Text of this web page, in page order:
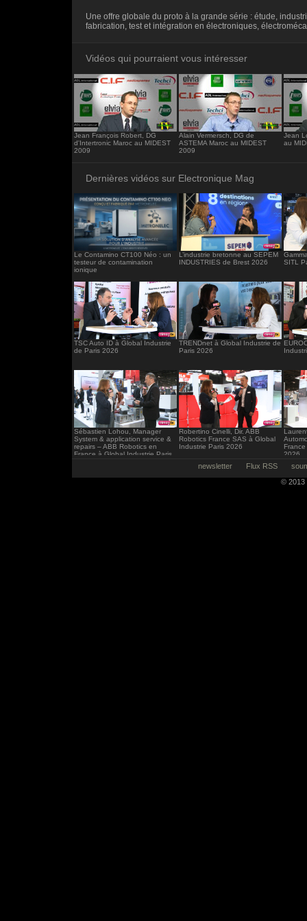
frameborder="0"></iframe>
Une offre globale du proto à la grande série : étude,
fabrication, test et intégration en électroniques,
Vidéos qui pourraient vous intéresser
Jean François Robert, DG
d'Intertronic Maroc au MIDEST
2009
Alain Vermersch, DG de
ASTEMA Maroc au MIDEST
2009
Jean
au
Dernières vidéos sur Electronique Mag
Le Contamino CT100 Néo : un
testeur de contamination
ionique
L’industrie bretonne au SEPEM
INDUSTRIES de Brest 2026
SITL
TSC Auto ID à Global Industrie
de Paris 2026
TRENDnet à Global Industrie de
Paris 2026
Sébastien Lohou, Manager
System & application service &
repairs – ABB Robotics en
France à Global Industrie Paris
Robertino Cinelli, Dir. ABB
Robotics France SAS à Global
Industrie Paris 2026
2026
newsletter Flux RSS
© 2013